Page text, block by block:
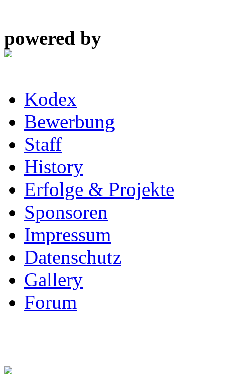
powered by
Kodex
Bewerbung
Staff
History
Erfolge & Projekte
Sponsoren
Impressum
Datenschutz
Gallery
Forum